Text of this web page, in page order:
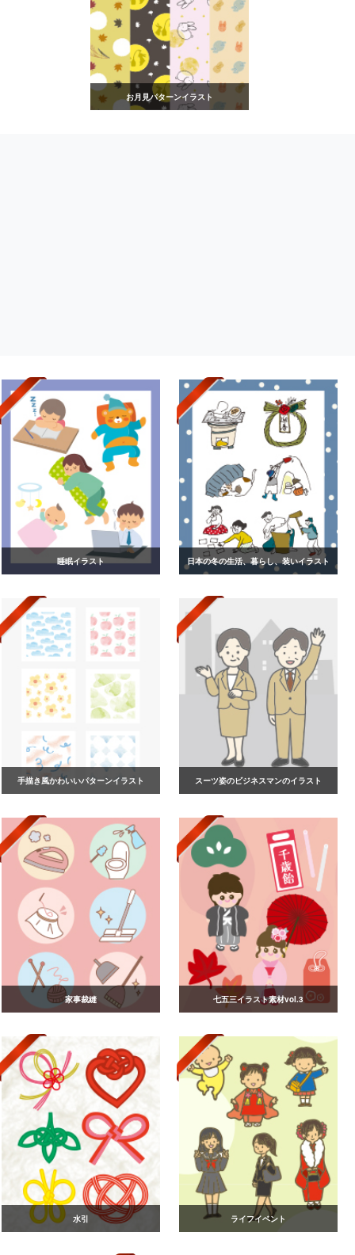
お月見パターンイラスト
睡眠イラスト 日本の冬の生活、暮らし、装いイラスト
手描き風かわいいパターンイラスト スーツ姿のビジネスマンのイラスト
家事裁縫 七五三イラスト素材vol.3
水引 ライフイベント